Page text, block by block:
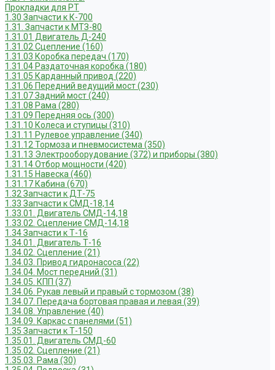
Прокладки для РТ
1.30 Запчасти к К-700
1.31. Запчасти к МТЗ-80
1.31.01 Двигатель Д-240
1.31.02 Сцепление (160)
1.31.03 Коробка передач (170)
1.31.04 Раздаточная коробка (180)
1.31.05 Карданный привод (220)
1.31.06 Передний ведущий мост (230)
1.31.07 Задний мост (240)
1.31.08 Рама (280)
1.31.09 Передняя ось (300)
1.31.10 Колеса и ступицы (310)
1.31.11 Рулевое управление (340)
1.31.12 Тормоза и пневмосистема (350)
1.31.13 Электрооборудование (372) и приборы (380)
1.31.14 Отбор мощности (420)
1.31.15 Навеска (460)
1.31.17 Кабина (670)
1.32 Запчасти к ДТ-75
1.33 Запчасти к СМД-18,14
1.33.01. Двигатель СМД-14,18
1.33.02. Сцепление СМД-14,18
1.34 Запчасти к Т-16
1.34.01. Двигатель Т-16
1.34.02. Сцепление (21)
1.34.03. Привод гидронасоса (22)
1.34.04. Мост передний (31)
1.34.05. КПП (37)
1.34.06. Рукав левый и правый с тормозом (38)
1.34.07. Передача бортовая правая и левая (39)
1.34.08. Управление (40)
1.34.09. Каркас с панелями (51)
1.35 Запчасти к Т-150
1.35.01. Двигатель СМД-60
1.35.02. Сцепление (21)
1.35.03. Рама (30)